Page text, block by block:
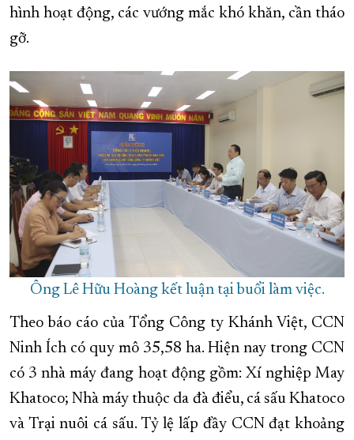
ĐẠI HỘI ĐẢNG CÁC CẤP TRANG CHỦ VỀ BÁO KHÁNH HÒA
hình hoạt động, các vướng mắc khó khăn, cần tháo
gỡ.
Ông Lê Hữu Hoàng kết luận tại buổi làm việc.
Theo báo cáo của Tổng Công ty Khánh Việt, CCN
Ninh Ích có quy mô 35,58 ha. Hiện nay trong CCN
có 3 nhà máy đang hoạt động gồm: Xí nghiệp May
Khatoco; Nhà máy thuộc da đà điểu, cá sấu Khatoco
và Trại nuôi cá sấu. Tỷ lệ lấp đầy CCN đạt khoảng